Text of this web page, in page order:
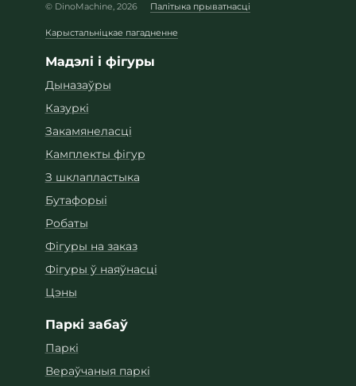
© DinoMachine, 2026 Палітыка прыватнасці
Карыстальніцкае пагадненне
Мадэлі і фігуры
Дыназаўры
Казуркі
Закамянеласці
Камплекты фігур
З шклапластыка
Бутафорыі
Робаты
Фігуры на заказ
Фігуры ў наяўнасці
Цэны
Паркі забаў
Паркі
Вераўчаныя паркі